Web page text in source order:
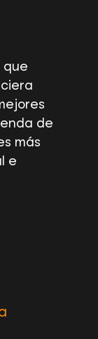
que
de
más
e